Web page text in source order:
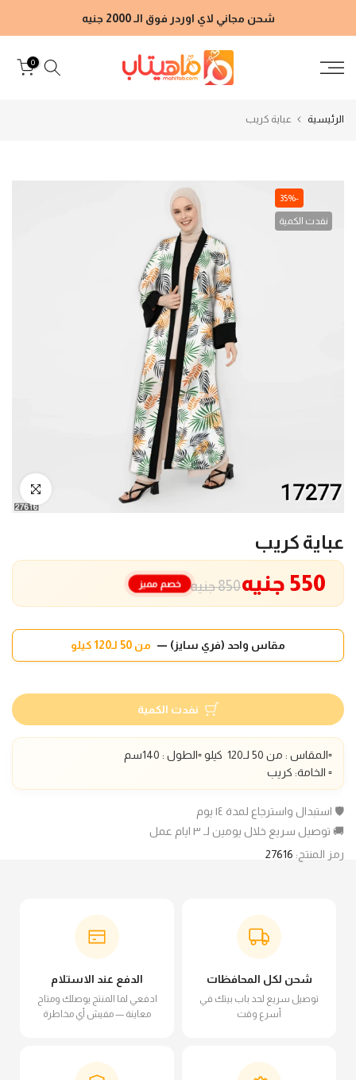
إلى
شحن مجاني لاي اوردر فوق الـ 2000 جنيه
0
الرئيسية عباية كريب
-35%
نفدت الكمية
انقر للتكبير
عباية كريب
850 جنيه 550 جنيه خصم مميز
مقاس واحد (فري سايز) — من 50 لـ120 كيلو
نفدت الكمية
▫️المقاس : من 50 لـ1 20 كيلو ▫️الطول : 140سم
▫️ الخامة: كريب
🛡️ استبدال واسترجاع لمدة ١٤ يوم
🚚 توصيل سريع خلال يومين لـ ٣ ايام عمل
رمز المنتج: 27616
شحن لكل المحافظات
توصيل سريع لحد باب بيتك في
أسرع وقت
الدفع عند الاستلام
ادفعي لما المنتج يوصلك ومتاح
معاينة — مفيش أي مخاطرة